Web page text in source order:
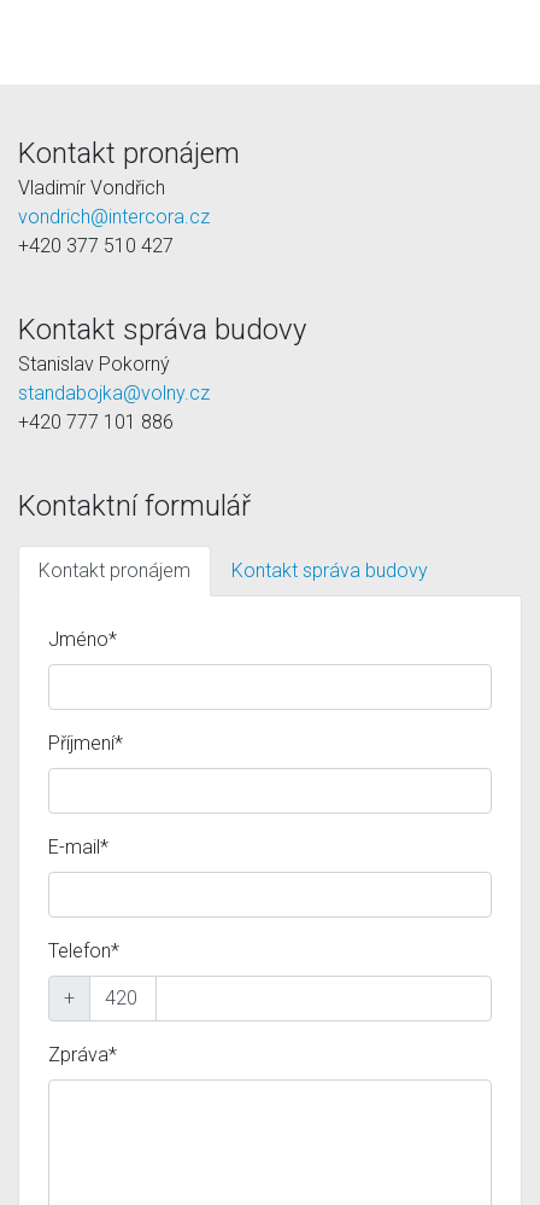
Kontakt pronájem
Vladimír Vondřich
vondrich@intercora.cz
+420 377 510 427
Kontakt správa budovy
Stanislav Pokorný
standabojka@volny.cz
+420 777 101 886
Kontaktní formulář
Kontakt pronájem Kontakt správa budovy
Jméno*
Příjmení*
E-mail*
Telefon*
+
Zpráva*